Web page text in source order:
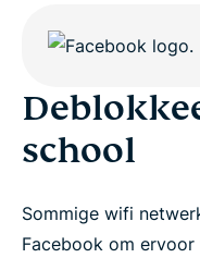
school
Sommige wifi
Facebook om